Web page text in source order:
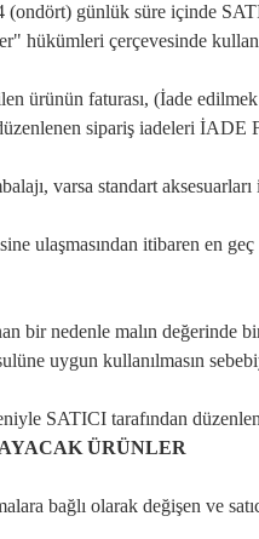
(ondört) günlük süre içinde
hükümleri çerçevesinde
ürünün faturası, (İade
sipariş iadeleri
varsa standart
ulaşmasından itibaren en
bir nedenle malın değerinde
uygun kullanılmasın
SATICI tarafından
ÜRÜNLER
bağlı olarak değişen ve